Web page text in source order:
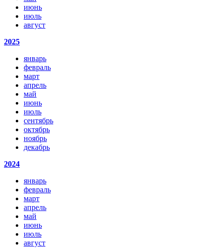
июнь
июль
август
2025
январь
февраль
март
апрель
май
июнь
июль
сентябрь
октябрь
ноябрь
декабрь
2024
январь
февраль
март
апрель
май
июнь
июль
август